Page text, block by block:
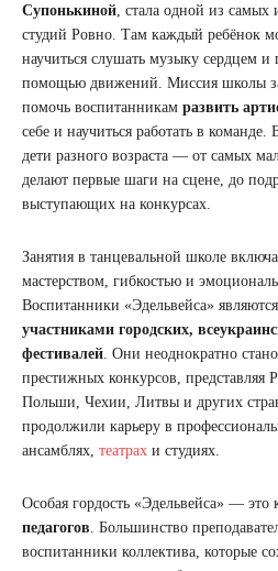
Супонькиной , стала одной из самых
студий Ровно. Там каждый ребёнок
научиться слушать музыку сердцем и
помощью движений. Миссия школы
помочь воспитанникам развить
себе и научиться работать в
дети разного возраста — от самых
делают первые шаги на сцене, до
выступающих на конкурсах.
Занятия в танцевальной школе
мастерством, гибкостью и
Воспитанники «Эдельвейса» являются
участниками городских,
фестивалей . Они неоднократно
престижных конкурсов, представляя
Польши, Чехии, Литвы и других
продолжили карьеру в
ансамблях, театрах и студиях.
Особая гордость «Эдельвейса» — это
педагогов . Большинство
воспитанники коллектива, которые